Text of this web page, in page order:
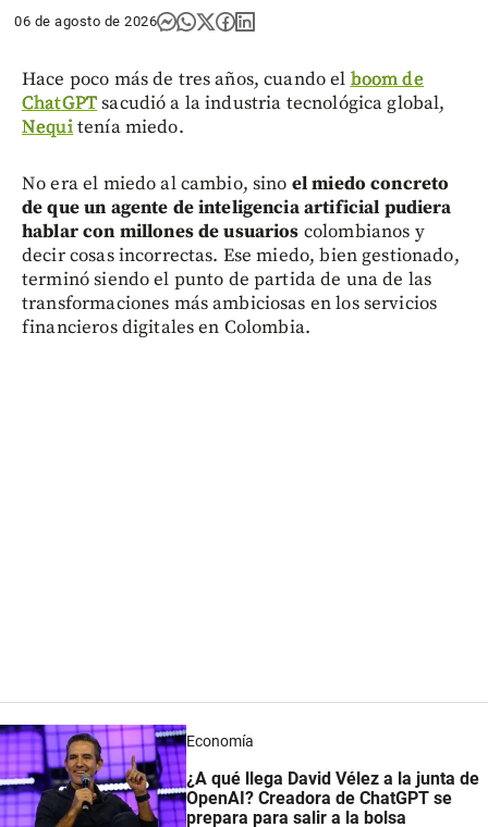
06 de agosto de 2026
Hace poco más de tres años, cuando el boom de
ChatGPTsacudió a la industria tecnológica global,
Nequitenía miedo.
No era el miedo al cambio, sino el miedo concreto
de que un agente de inteligencia artificial pudiera
hablar con millones de usuarios colombianos y
decir cosas incorrectas. Ese miedo, bien gestionado,
terminó siendo el punto de partida de una de las
transformaciones más ambiciosas en los servicios
financieros digitales en Colombia.
Economía
¿A qué llega David Vélez a la junta de
OpenAI? Creadora de ChatGPT se
prepara para salir a la bolsa